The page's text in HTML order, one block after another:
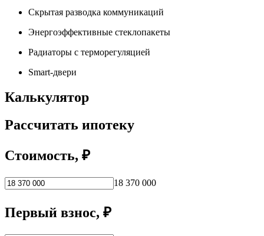
Скрытая разводка коммуникаций
Энергоэффективные стеклопакеты
Радиаторы с терморегуляцией
Smart-двери
Калькулятор
Рассчитать ипотеку
Стоимость, ₽
18 370 000
Первый взнос, ₽